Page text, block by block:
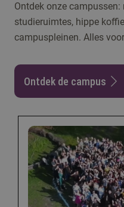
Ontdek onze
studieruimtes, hippe
campuspleinen. Alles
Ontdek de campus